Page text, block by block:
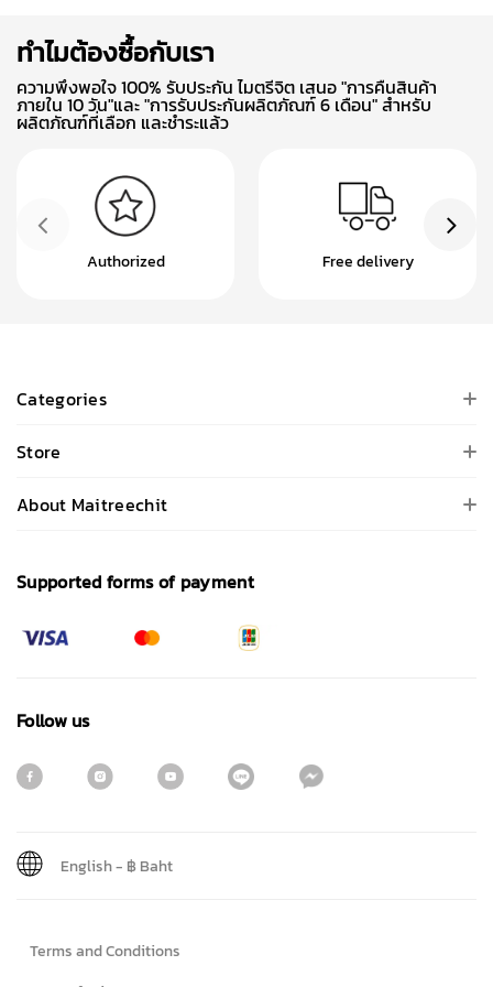
ทำไมต้องซื้อกับเรา
ความพึงพอใจ 100% รับประกัน ไมตรีจิต เสนอ "การคืนสินค้า
ภายใน 10 วัน"และ "การรับประกันผลิตภัณฑ์ 6 เดือน" สำหรับ
ผลิตภัณฑ์ที่เลือก และชำระแล้ว
Authorized Free delivery
Categories
Store
About Maitreechit
Supported forms of payment
Follow us
Terms and Conditions
English- ฿ Baht
First name